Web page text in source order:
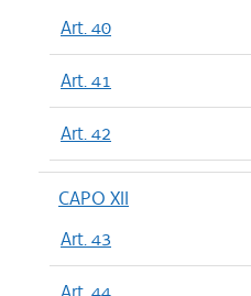
Art. 40
Art. 41
Art. 42
CAPO XII
Art. 43